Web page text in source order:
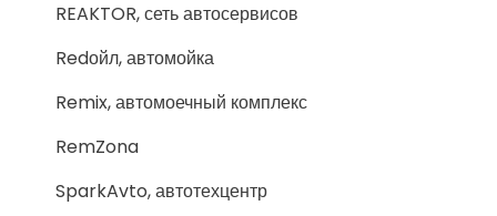
REAKTOR, сеть автосервисов
Redойл, автомойка
Remix, автомоечный комплекс
RemZona
SparkAvto, автотехцентр